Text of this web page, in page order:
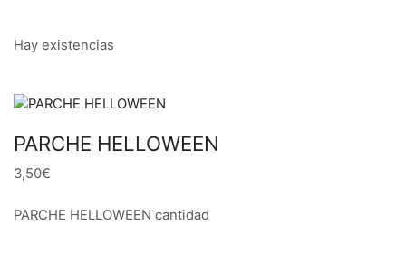
Hay existencias
PARCHE HELLOWEEN
3,50€
PARCHE HELLOWEEN cantidad